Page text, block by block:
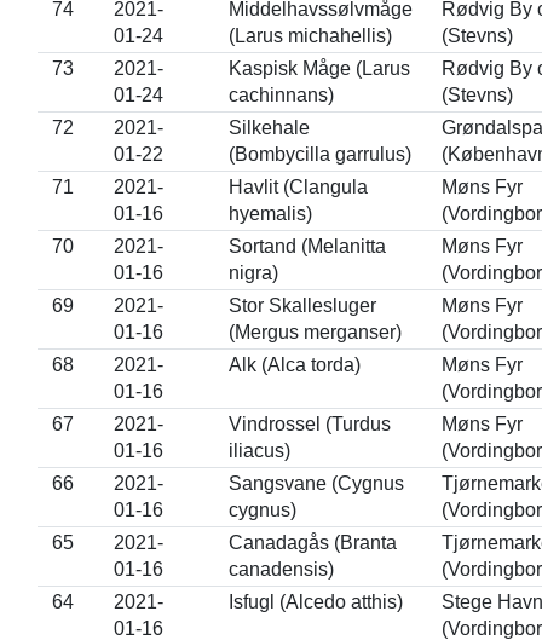
74
2021-
01-24
Middelhavssølvmåge
(Larus michahellis)
Rødvig By
(Stevns)
73
2021-
01-24
Kaspisk Måge (Larus
cachinnans)
Rødvig By
(Stevns)
72
2021-
01-22
Silkehale
(Bombycilla garrulus)
71
2021-
01-16
Havlit (Clangula
hyemalis)
Møns Fyr
70
2021-
01-16
Sortand (Melanitta
nigra)
Møns Fyr
69
2021-
01-16
Stor Skallesluger
(Mergus merganser)
Møns Fyr
68
2021-
01-16
Alk (Alca torda)
Møns Fyr
67
2021-
01-16
Vindrossel (Turdus
iliacus)
Møns Fyr
66
2021-
01-16
Sangsvane (Cygnus
cygnus)
65
2021-
01-16
Canadagås (Branta
canadensis)
64
2021-
01-16
Isfugl (Alcedo atthis)
Stege Havn